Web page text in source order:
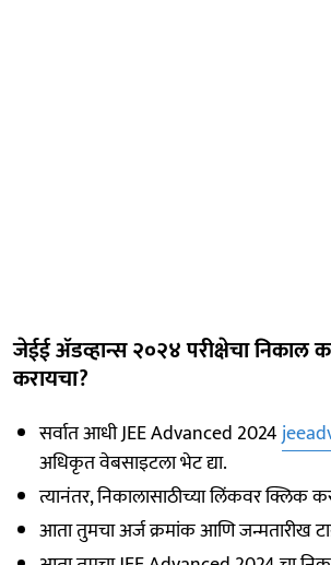
जेईई ॲडव्हान्स २०२४ परीक्षेचा निकाल
करायचा?
सर्वात आधी JEE Advanced 2024
अधिकृत वेबसाइटला भेट द्या.
त्यानंतर, निकालासाठीच्या लिंकवर क्लिक
आता तुमचा अर्ज क्रमांक आणि जन्मतारीख